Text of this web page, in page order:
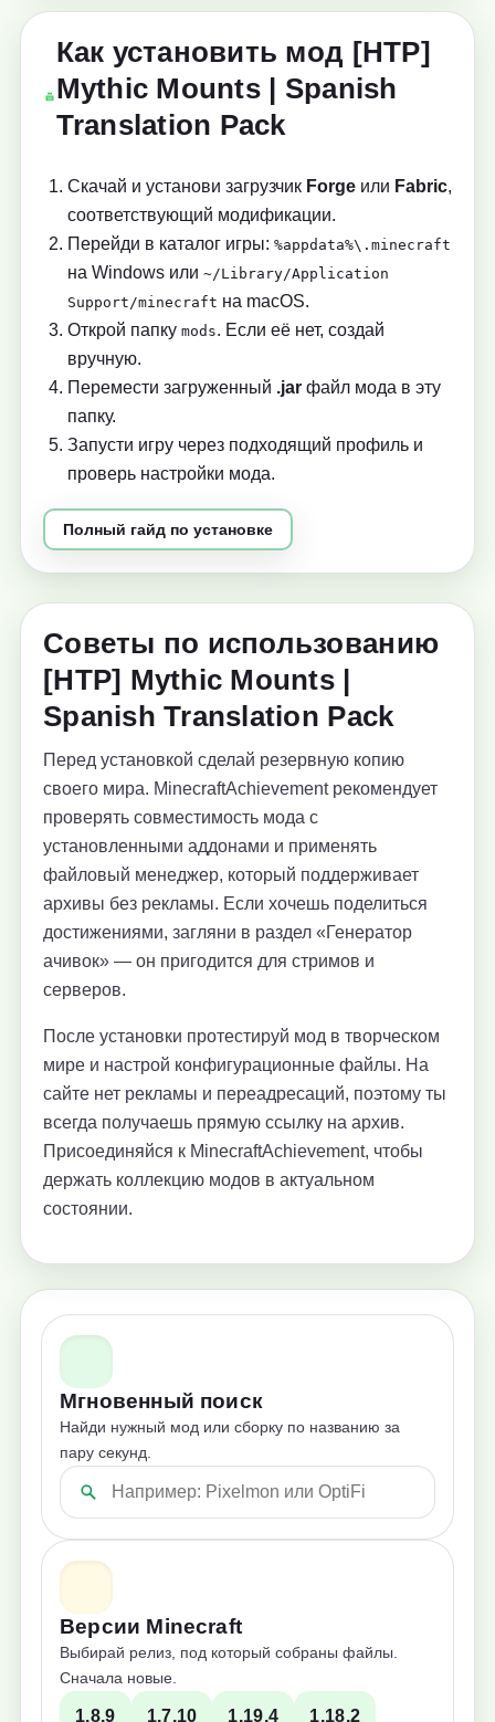
Как установить мод [HTP]
Mythic Mounts | Spanish
Translation Pack
Скачай и установи загрузчик Forge или Fabric,
соответствующий модификации.
Перейди в каталог игры: %appdata%\.minecraft
на Windows или ~/Library/Application
Support/minecraft на macOS.
Открой папку mods. Если её нет, создай
вручную.
Перемести загруженный .jar файл мода в эту
папку.
Запусти игру через подходящий профиль и
проверь настройки мода.
Полный гайд по установке
Советы по использованию
[HTP] Mythic Mounts |
Spanish Translation Pack
Перед установкой сделай резервную копию
своего мира. MinecraftAchievement рекомендует
проверять совместимость мода с
установленными аддонами и применять
файловый менеджер, который поддерживает
архивы без рекламы. Если хочешь поделиться
достижениями, загляни в раздел «Генератор
ачивок» — он пригодится для стримов и
серверов.
После установки протестируй мод в творческом
мире и настрой конфигурационные файлы. На
сайте нет рекламы и переадресаций, поэтому ты
всегда получаешь прямую ссылку на архив.
Присоединяйся к MinecraftAchievement, чтобы
держать коллекцию модов в актуальном
состоянии.
Мгновенный поиск
Найди нужный мод или сборку по названию за
пару секунд.
Версии Minecraft
Выбирай релиз, под который собраны файлы.
Сначала новые.
1.8.9 1.7.10 1.19.4 1.18.2